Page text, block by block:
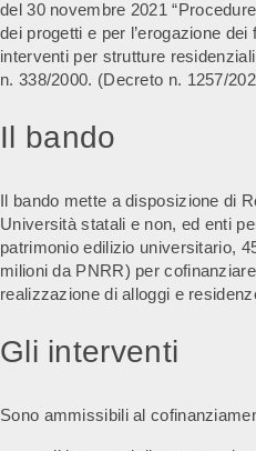
del 30 novembre 2021
dei progetti e per l’erogazione
interventi per strutture
n. 338/2000. (Decreto n. 1257/
Il bando
Il bando mette a disposizione di
Università statali e non, ed enti
patrimonio edilizio universitario,
milioni da PNRR) per
realizzazione di alloggi e
Gli interventi
Sono ammissibili al